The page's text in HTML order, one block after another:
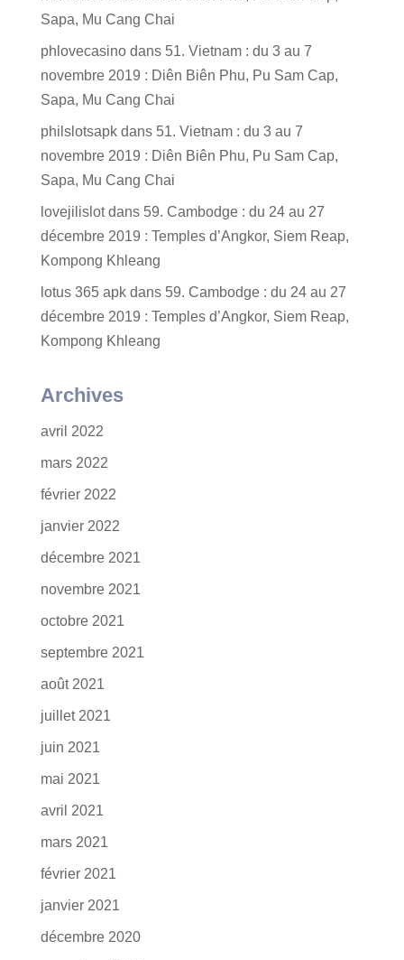
Sapa, Mu Cang Chai
phlovecasinodans 51. Vietnam : du 3 au 7
novembre 2019 : Diên Biên Phu, Pu Sam Cap,
Sapa, Mu Cang Chai
philslotsapkdans 51. Vietnam : du 3 au 7
novembre 2019 : Diên Biên Phu, Pu Sam Cap,
Sapa, Mu Cang Chai
lovejilislotdans 59. Cambodge : du 24 au 27
décembre 2019 : Temples d’Angkor, Siem Reap,
Kompong Khleang
lotus 365 apkdans 59. Cambodge : du 24 au 27
décembre 2019 : Temples d’Angkor, Siem Reap,
Kompong Khleang
Archives
avril 2022
mars 2022
février 2022
janvier 2022
décembre 2021
novembre 2021
octobre 2021
septembre 2021
août 2021
juillet 2021
juin 2021
mai 2021
avril 2021
mars 2021
février 2021
janvier 2021
décembre 2020